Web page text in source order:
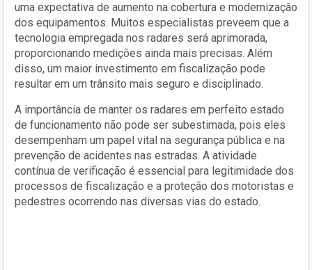
uma expectativa de aumento na cobertura e modernização
dos equipamentos. Muitos especialistas preveem que a
tecnologia empregada nos radares será aprimorada,
proporcionando medições ainda mais precisas. Além
disso, um maior investimento em fiscalização pode
resultar em um trânsito mais seguro e disciplinado.
A importância de manter os radares em perfeito estado
de funcionamento não pode ser subestimada, pois eles
desempenham um papel vital na segurança pública e na
prevenção de acidentes nas estradas. A atividade
contínua de verificação é essencial para legitimidade dos
processos de fiscalização e a proteção dos motoristas e
pedestres ocorrendo nas diversas vias do estado.